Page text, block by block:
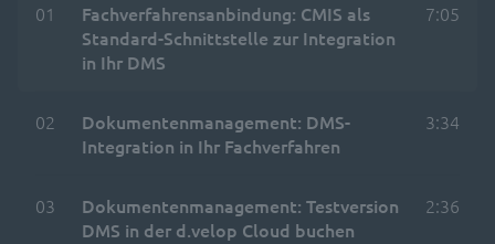
01
Fachverfahrensanbindung: CMIS als
Standard-Schnittstelle zur Integration
in Ihr DMS
7:05
02
Dokumentenmanagement: DMS-
Integration in Ihr Fachverfahren
3:34
03
Dokumentenmanagement: Testversion
DMS in der d.velop Cloud buchen
2:36